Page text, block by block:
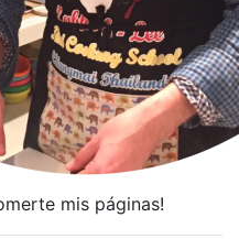
mis páginas!